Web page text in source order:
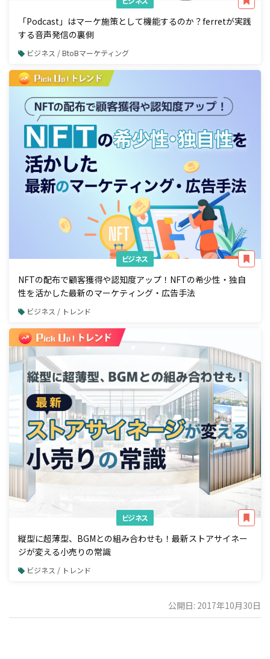
「Podcast」はマーケ施策として機能するのか？ferretが実践
する音声発信の裏側
ビジネス / BtoBマーケティング
ビジネス
NFTの配布で顧客獲得や認知度アップ！NFTの希少性・独自
性を活かした最新のマーケティング・広告手法
ビジネス / トレンド
ビジネス
縦型に超薄型、BGMとの組み合わせも！最新ストアサイネー
ジが変える小売りの常識
ビジネス / トレンド
公開日: 2017年10月30日